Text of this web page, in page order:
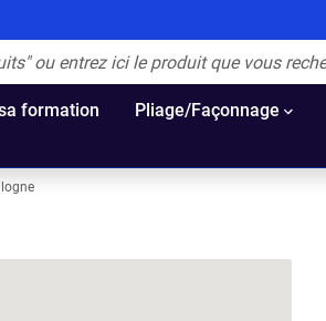
formation Pliage/Façonnage